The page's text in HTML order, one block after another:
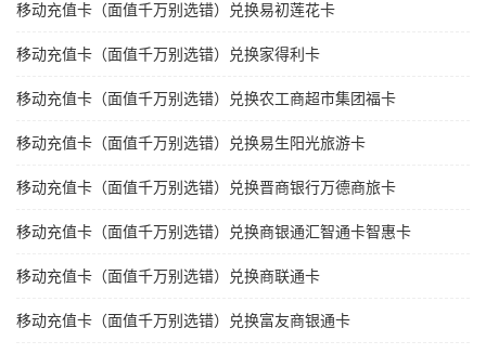
移动充值卡（面值千万别选错）兑换易初莲花卡
移动充值卡（面值千万别选错）兑换家得利卡
移动充值卡（面值千万别选错）兑换农工商超市集团福卡
移动充值卡（面值千万别选错）兑换易生阳光旅游卡
移动充值卡（面值千万别选错）兑换晋商银行万德商旅卡
移动充值卡（面值千万别选错）兑换商银通汇智通卡智惠卡
移动充值卡（面值千万别选错）兑换商联通卡
移动充值卡（面值千万别选错）兑换富友商银通卡